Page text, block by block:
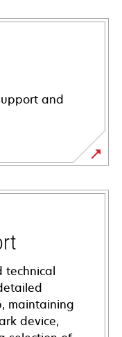
and
technical
maintaining
device,